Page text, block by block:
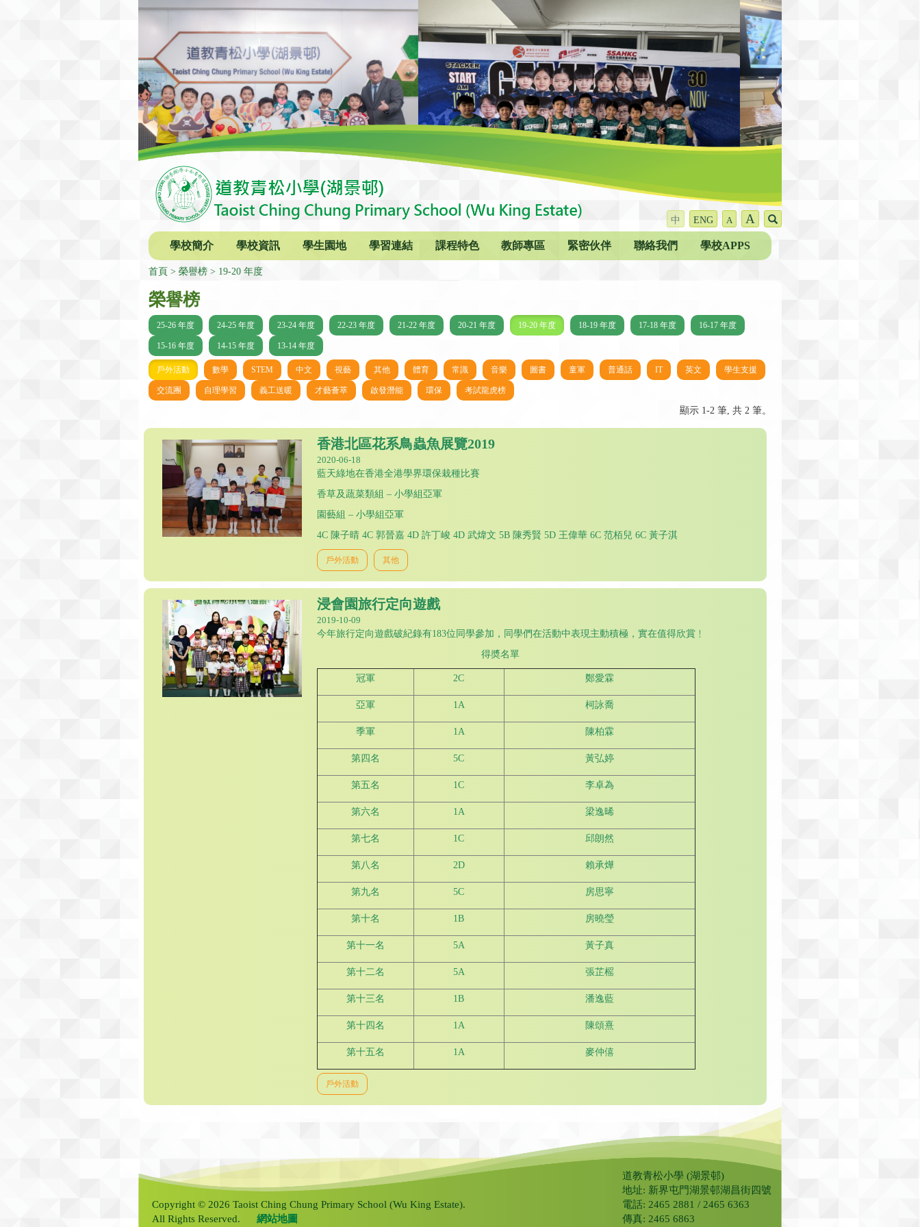
中 ENG A A
學校簡介 學校資訊 學生園地 學習連結 課程特色 教師專區 緊密伙伴 聯絡我們 學校APPS
首頁 榮譽榜 19-20 年度
榮譽榜
25-26 年度 24-25 年度 23-24 年度 22-23 年度 21-22 年度 20-21 年度 19-20 年度 18-19 年度 17-18 年度 16-17 年度
15-16 年度 14-15 年度 13-14 年度
戶外活動 數學 STEM 中文 視藝 其他 體育 常識 音樂 圖書 童軍 普通話 IT 英文 學生支援
交流團 自理學習 義工送暖 才藝薈萃 啟發潛能 環保 考試龍虎榜
顯示 1-2 筆, 共 2 筆。
香港北區花系鳥蟲魚展覽2019
2020-06-18
藍天綠地在香港全港學界環保栽種比賽
香草及蔬菜類組 – 小學組亞軍
園藝組 – 小學組亞軍
4C 陳子晴 4C 郭晉嘉 4D 許丁峻 4D 武煒文 5B 陳秀賢 5D 王偉華 6C 范栢兒 6C 黃子淇
戶外活動 其他
浸會園旅行定向遊戲
2019-10-09
今年旅行定向遊戲破紀錄有183位同學參加，同學們在活動中表現主動積極，實在值得欣賞﹗
得奬名單
冠軍 2C 鄭愛霖
亞軍 1A 柯詠喬
季軍 1A 陳柏霖
第四名 5C 黃弘婷
第五名 1C 李卓為
第六名 1A 梁逸晞
第七名 1C 邱朗然
第八名 2D 賴承燁
第九名 5C 房思寧
第十名 1B 房曉瑩
第十一名 5A 黃子真
第十二名 5A 張芷榣
第十三名 1B 潘逸藍
第十四名 1A 陳頌熹
第十五名 1A 麥仲僖
戶外活動
道教青松小學 (湖景邨)
地址: 新界屯門湖景邨湖昌街四號
電話: 2465 2881 / 2465 6363
傳真: 2465 6863
Copyright © 2026 Taoist Ching Chung Primary School (Wu King Estate).
All Rights Reserved.
網站地圖